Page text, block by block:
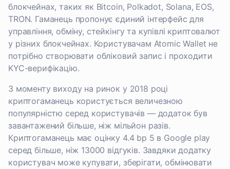
блокчейнах, таких як Bitcoin, Polkadot, Solana, EOS,
TRON. Гаманець пропонує єдиний інтерфейс для
управління, обміну, стейкінгу та купівлі криптовалют
у різних блокчейнах. Користувачам Atomic Wallet не
потрібно створювати обліковий запис і проходити
KYC-верифікацію.
З моменту виходу на ринок у 2018 році
криптогаманець користується величезною
популярністю серед користувачів — додаток був
завантажений більше, ніж мільйон разів.
Криптогаманець має оцінку 4.4 bp 5 в Google play
серед більше, ніж 13000 відгуків. Завдяки додатку
користувач може купувати, зберігати, обмінювати